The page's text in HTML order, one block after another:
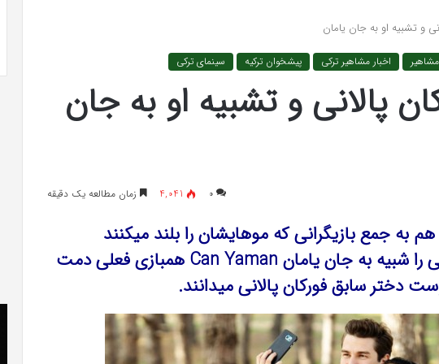
و تشبیه او به جان یامان
اخبار مشاهیر ترکی پیشخوان ترکیه سینمای ترکی
پالانی و تشبیه او به جان
۰ 4,041 زمان مطالعه یک دقیقه
فورکان پالانی Furkan Palalı هم به جمع بازیگرانی که موهایشان را بلند میکنند
پیوست، این تغییر چهره پالانی را شبیه به جان یامان Can Yaman همبازی فعلی دمت
را در دادگاه می‌دهم»
کریستن
بل
می